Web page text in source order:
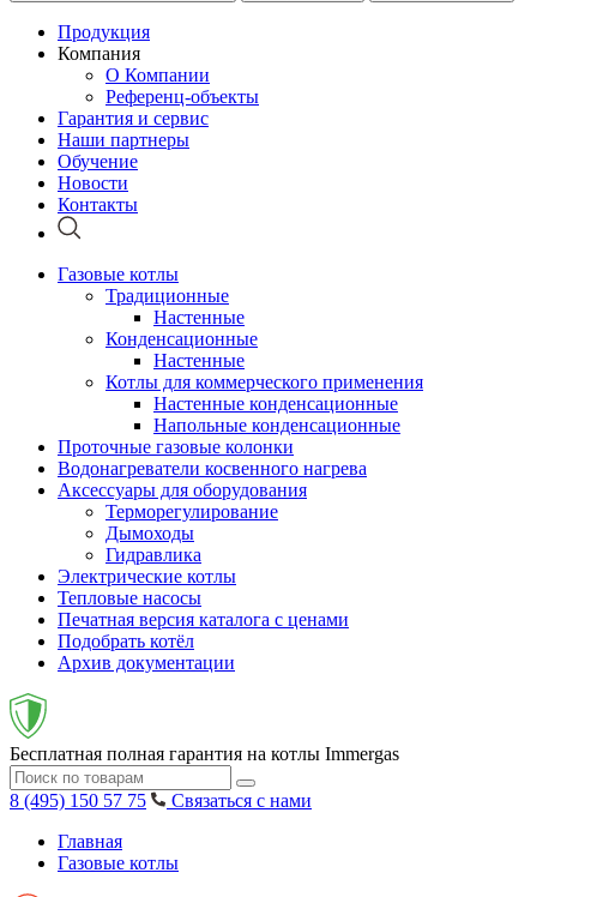
Продукция
Компания
О Компании
Референц-объекты
Гарантия и сервис
Наши партнеры
Обучение
Новости
Контакты
Газовые котлы
Традиционные
Настенные
Конденсационные
Настенные
Котлы для коммерческого применения
Настенные конденсационные
Напольные конденсационные
Проточные газовые колонки
Водонагреватели косвенного нагрева
Аксессуары для оборудования
Терморегулирование
Дымоходы
Гидравлика
Электрические котлы
Тепловые насосы
Печатная версия каталога с ценами
Подобрать котёл
Архив документации
Бесплатная полная гарантия на котлы Immergas
8 (495) 150 57 75
Связаться с нами
Главная
Газовые котлы